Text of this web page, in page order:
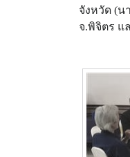
จังหวัด (น
จ.พิจิตร